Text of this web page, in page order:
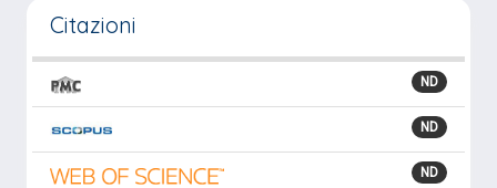
Citazioni
ND
ND
ND